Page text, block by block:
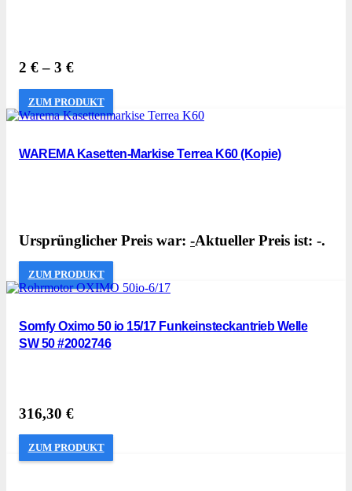
2 €– 3 €
ZUM PRODUKT
WAREMA Kasetten-Markise Terrea K60 (Kopie)
Ursprünglicher Preis war: -Aktueller Preis ist: -.
ZUM PRODUKT
Somfy Oximo 50 io 15/17 Funkeinsteckantrieb Welle
SW 50 #2002746
316,30 €
ZUM PRODUKT